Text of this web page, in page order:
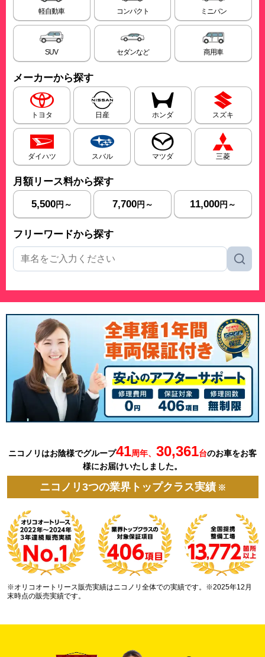
軽自動車 コンパクト ミニバン
SUV セダンなど 商用車
メーカーから探す
トヨタ 日産 ホンダ スズキ
ダイハツ スバル マツダ 三菱
月額リース料から探す
5,500円～ 7,700円～ 11,000円～
フリーワードから探す
ニコノリはお陰様でグループ41周年、 30,361台のお車をお客
様にお届けいたしました。
ニコノリ3つの業界トップクラス実績 ※
※オリコオートリース販売実績はニコノリ全体での実績です。※2025年12月
末時点の販売実績です。